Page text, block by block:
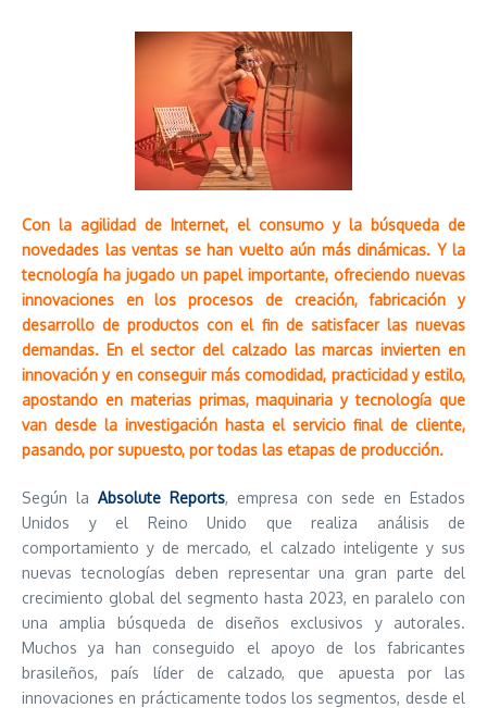
Con la agilidad de Internet, el consumo y la búsqueda de
novedades las ventas se han vuelto aún más dinámicas. Y la
tecnología ha jugado un papel importante, ofreciendo nuevas
innovaciones en los procesos de creación, fabricación y
desarrollo de productos con el fin de satisfacer las nuevas
demandas. En el sector del calzado las marcas invierten en
innovación y en conseguir más comodidad, practicidad y estilo,
apostando en materias primas, maquinaria y tecnología que
van desde la investigación hasta el servicio final de cliente,
pasando, por supuesto, por todas las etapas de producción.
Según la Absolute Reports, empresa con sede en Estados
Unidos y el Reino Unido que realiza análisis de
comportamiento y de mercado, el calzado inteligente y sus
nuevas tecnologías deben representar una gran parte del
crecimiento global del segmento hasta 2023, en paralelo con
una amplia búsqueda de diseños exclusivos y autorales.
Muchos ya han conseguido el apoyo de los fabricantes
brasileños, país líder de calzado, que apuesta por las
innovaciones en prácticamente todos los segmentos, desde el